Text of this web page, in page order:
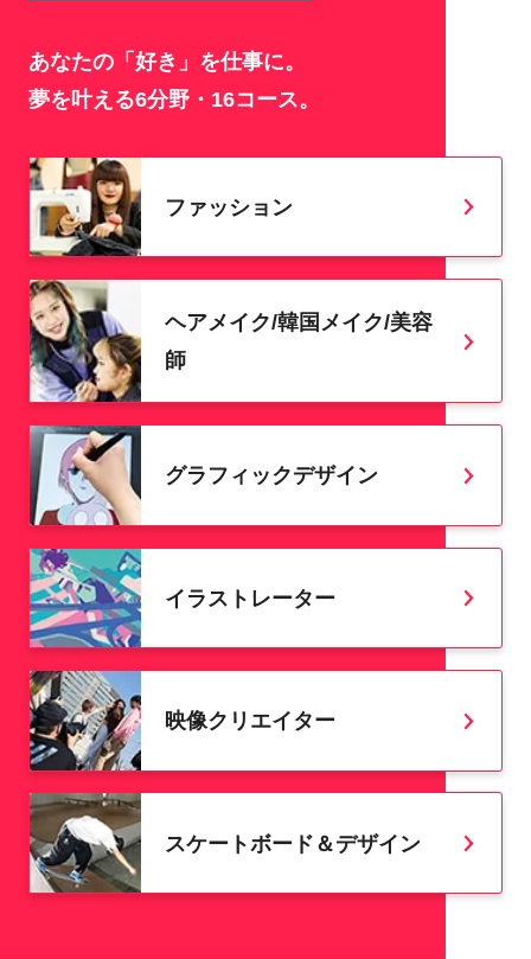
あなたの「好き」を仕事に。
夢を叶える6分野・16コース。
ファッション
ヘアメイク/韓国メイク/美容
師
グラフィックデザイン
イラストレーター
映像クリエイター
スケートボード＆デザイン